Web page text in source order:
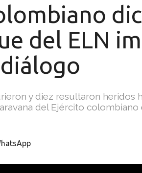
del ELN
y diez resultaron heridos
del Ejército colombiano